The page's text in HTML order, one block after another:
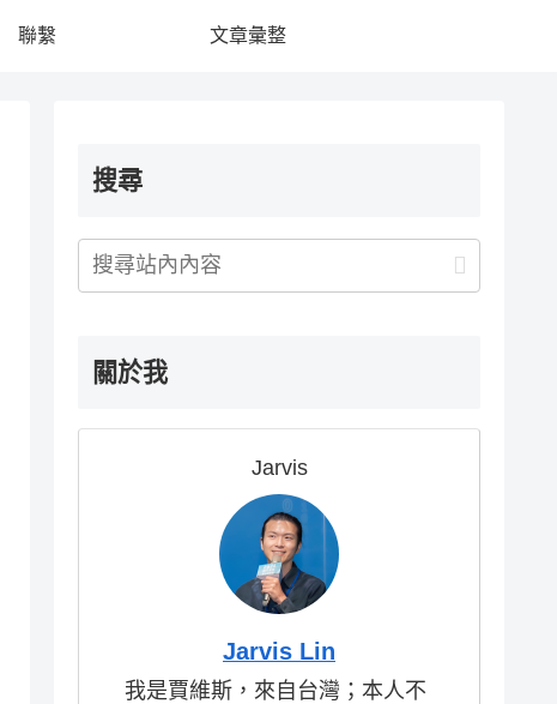
聯繫 文章彙整
搜尋
關於我
Jarvis
Jarvis Lin
我是賈維斯，來自台灣；本人不